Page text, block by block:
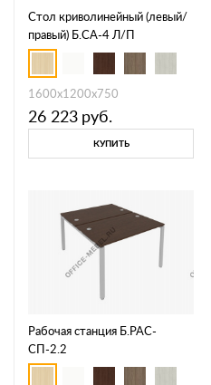
Стол криволинейный (левый/
правый) Б.СА-4 Л/П
1600х1200х750
26 223 руб.
КУПИТЬ
Рабочая станция Б.РАС-
СП-2.2